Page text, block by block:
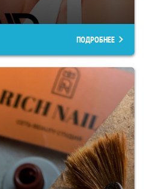
ПОДРОБНЕЕ